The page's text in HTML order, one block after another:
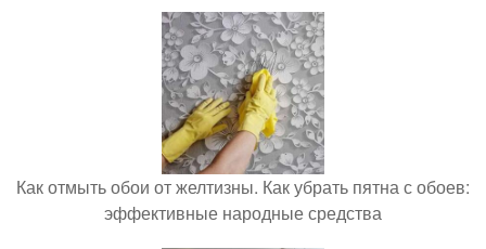
Как отмыть обои от желтизны. Как убрать пятна с обоев:
эффективные народные средства